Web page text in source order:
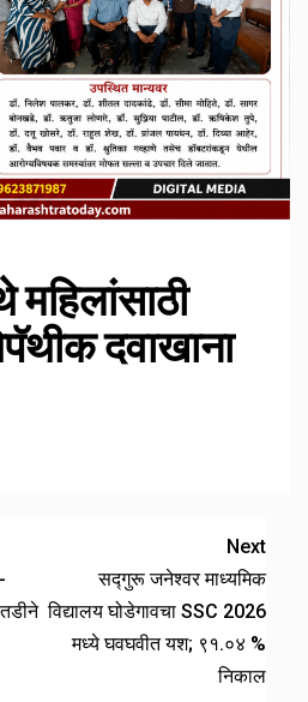
दवाखाना
Next
सद्गुरू जनेश्वर माध्यमिक
विद्यालय घोडेगावचा SSC 2026
मध्ये घवघवीत यश; ९१.०४ %
निकाल